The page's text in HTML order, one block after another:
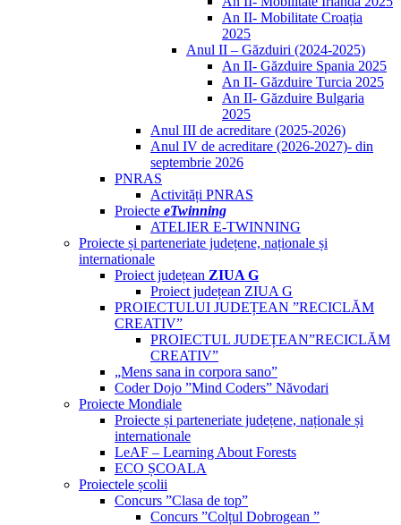
An II- Mobilitate Croația
2025
Anul II – Găzduiri (2024-2025)
An II- Găzduire Spania 2025
An II- Găzduire Turcia 2025
An II- Găzduire Bulgaria
2025
Anul III de acreditare (2025-2026)
Anul IV de acreditare (2026-2027)- din
septembrie 2026
PNRAS
Activități PNRAS
Proiecte eTwinning
ATELIER E-TWINNING
Proiecte și parteneriate județene, naționale și
internationale
Proiect județean ZIUA G
Proiect județean ZIUA G
PROIECTULUI JUDEȚEAN ”RECICLĂM
CREATIV”
PROIECTUL JUDEȚEAN”RECICLĂM
CREATIV”
„Mens sana in corpora sano”
Coder Dojo ”Mind Coders” Năvodari
Proiecte Mondiale
Proiecte și parteneriate județene, naționale și
internationale
LeAF – Learning About Forests
ECO ȘCOALA
Proiectele școlii
Concurs ”Clasa de top”
Concurs ”Colțul Dobrogean ”